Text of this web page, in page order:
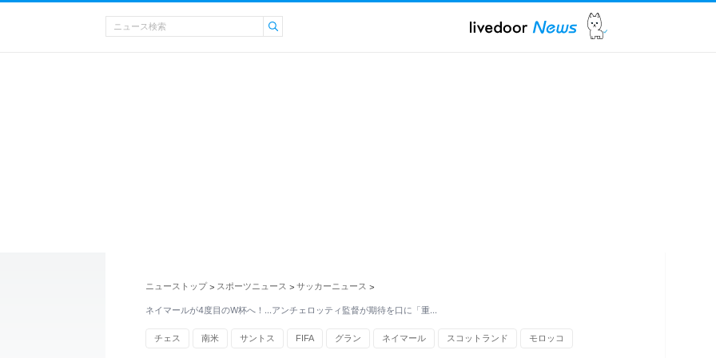
ニューストップ > スポーツニュース > サッカーニュース >
ネイマールが4度目のW杯へ！…アンチェロッティ監督が期待を口に「重…
チェス 南米 サントス FIFA グラン ネイマール スコットランド モロッコ